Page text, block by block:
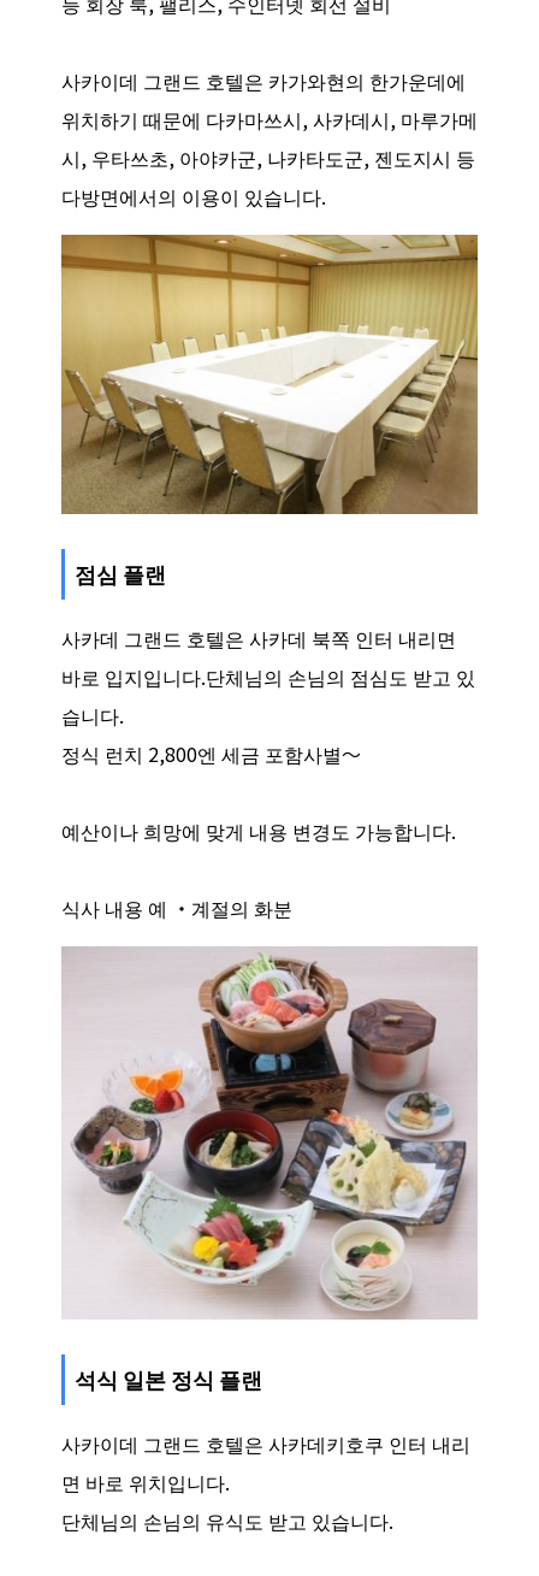
사카이데 그랜드 호텔은 카가와현의 한가운데에
위치하기 때문에 다카마쓰시, 사카데시, 마루가메
시, 우타쓰초, 아야카군, 나카타도군, 젠도지시 등
다방면에서의 이용이 있습니다.
점심 플랜
사카데 그랜드 호텔은 사카데 북쪽 인터 내리면
바로 입지입니다.단체님의 손님의 점심도 받고 있
습니다.
정식 런치 2,800엔 세금 포함사별～
예산이나 희망에 맞게 내용 변경도 가능합니다.
식사 내용 예 ・계절의 화분
석식 일본 정식 플랜
사카이데 그랜드 호텔은 사카데키호쿠 인터 내리
면 바로 위치입니다.
단체님의 손님의 유식도 받고 있습니다.